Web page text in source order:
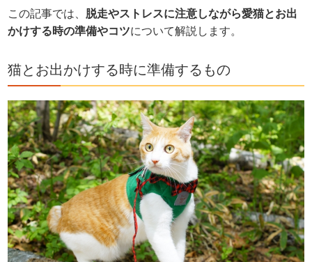
この記事では、 脱走やストレスに注意しながら愛猫とお出
かけする時の準備やコツについて解説します。
猫とお出かけする時に準備するもの